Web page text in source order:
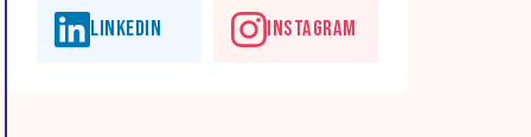
LINKEDIN INSTAGRAM